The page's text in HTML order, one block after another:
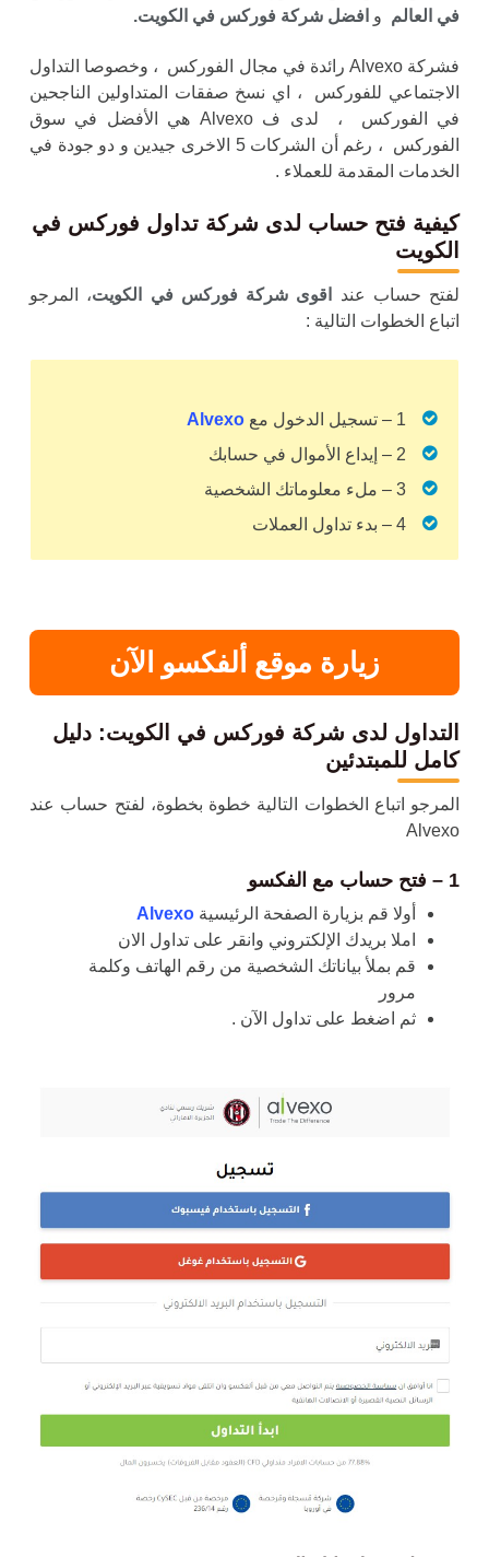
في العالم و افضل شركة فوركس في الكويت.
فشركة Alvexo رائدة في مجال الفوركس ، وخصوصا التداول
الاجتماعي للفوركس ، اي نسخ صفقات المتداولين الناجحين
في الفوركس ، لدى ف Alvexo هي الأفضل في سوق
الفوركس ، رغم أن الشركات 5 الاخرى جيدين و دو جودة في
الخدمات المقدمة للعملاء .
كيفية فتح حساب لدى شركة تداول فوركس في
الكويت
لفتح حساب عند اقوى شركة فوركس في الكويت، المرجو
اتباع الخطوات التالية :
1 – تسجيل الدخول مع
Alvexo
2 – إيداع الأموال في حسابك
3 – ملء معلوماتك الشخصية
4 – بدء تداول العملات
زيارة موقع ألفكسو الآن
التداول لدى شركة فوركس في الكويت: دليل
كامل للمبتدئين
المرجو اتباع الخطوات التالية خطوة بخطوة، لفتح حساب عند
Alvexo
1 – فتح حساب مع الفكسو
أولا قم بزيارة الصفحة الرئيسية Alvexo
املا بريدك الإلكتروني وانقر على تداول الان
قم بملأ بياناتك الشخصية من رقم الهاتف وكلمة
مرور
ثم اضغط على تداول الآن .